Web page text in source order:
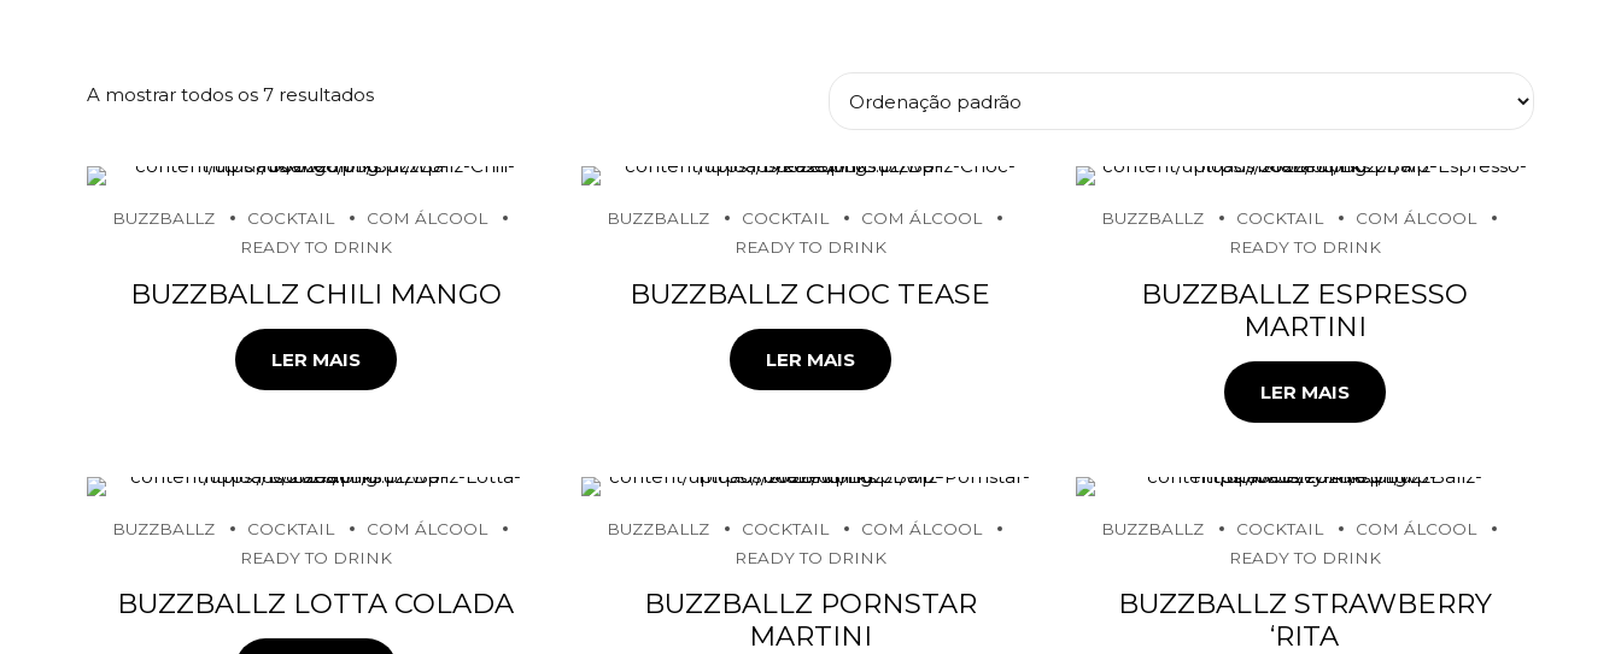
A mostrar todos os 7 resultados
BUZZBALLZ COCKTAIL
COM ÁLCOOL
READY TO DRINK
BUZZBALLZ CHILI MANGO
LER MAIS
BUZZBALLZ COCKTAIL
COM ÁLCOOL
READY TO DRINK
BUZZBALLZ CHOC TEASE
LER MAIS
BUZZBALLZ COCKTAIL
COM ÁLCOOL
READY TO DRINK
BUZZBALLZ ESPRESSO
MARTINI
LER MAIS
BUZZBALLZ COCKTAIL
COM ÁLCOOL
READY TO DRINK
BUZZBALLZ LOTTA COLADA
BUZZBALLZ COCKTAIL
COM ÁLCOOL
READY TO DRINK
BUZZBALLZ PORNSTAR
MARTINI
BUZZBALLZ COCKTAIL
COM ÁLCOOL
READY TO DRINK
BUZZBALLZ STRAWBERRY
‘RITA